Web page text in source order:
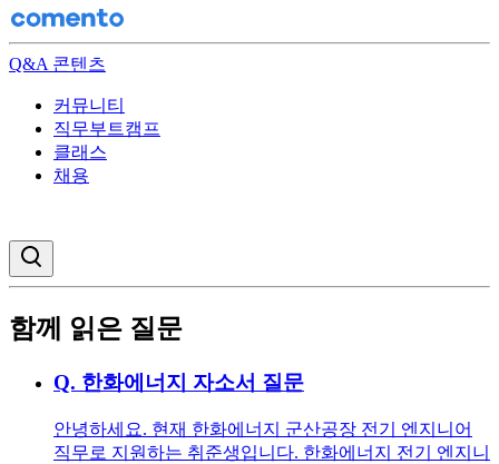
Q&A 콘텐츠
커뮤니티
직무부트캠프
클래스
채용
함께 읽은 질문
Q. 한화에너지 자소서 질문
안녕하세요. 현재 한화에너지 군산공장 전기 엔지니어
직무로 지원하는 취준생입니다. 한화에너지 전기 엔지니